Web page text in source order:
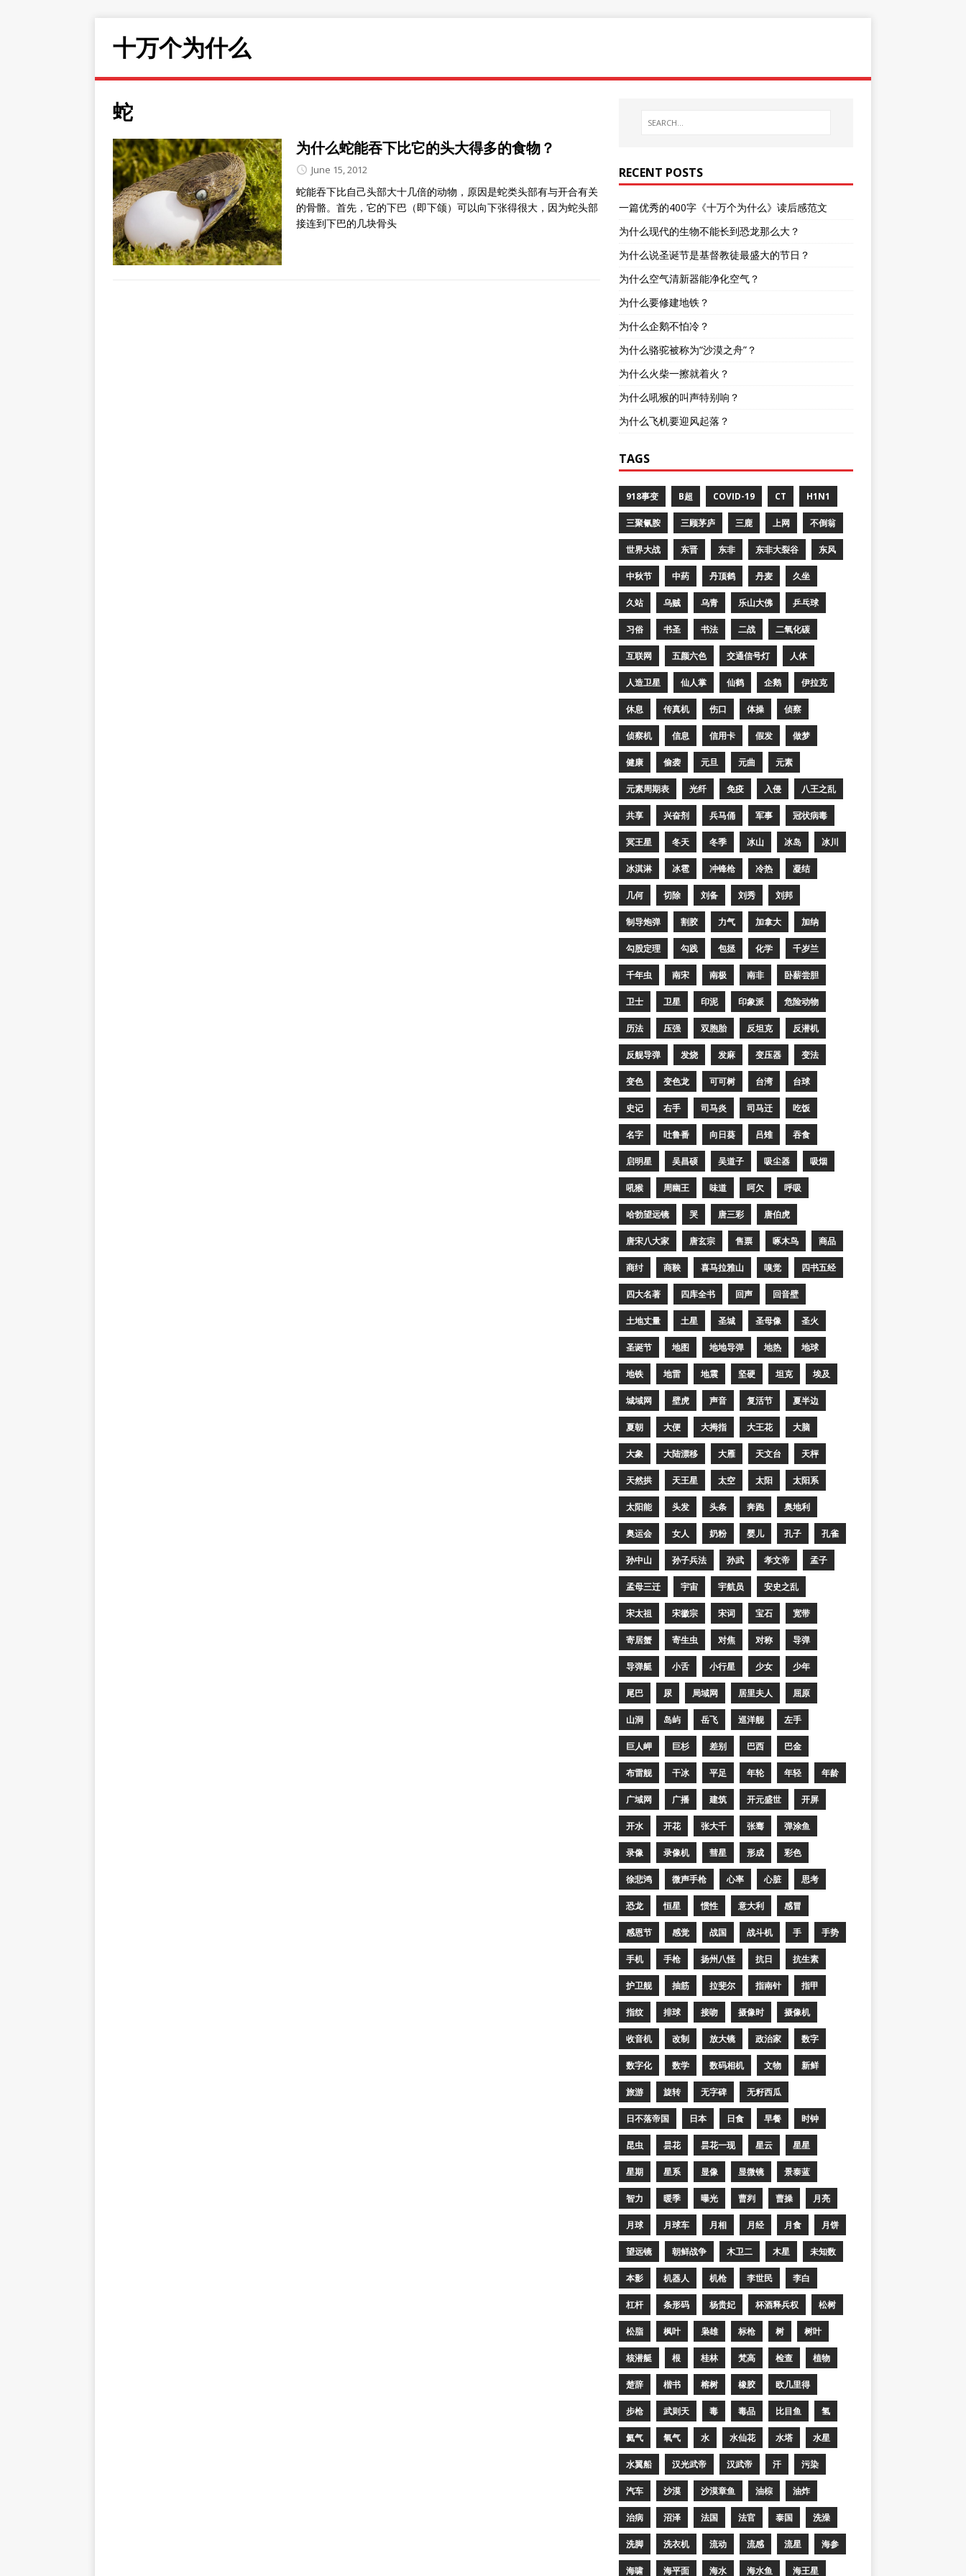
十万个为什么
蛇
为什么蛇能吞下比它的头大得多的食物？
June 15, 2012
蛇能吞下比自己头部大十几倍的动物，原因是蛇类头部有与开合有关
的骨骼。首先，它的下巴（即下颌）可以向下张得很大，因为蛇头部
接连到下巴的几块骨头
RECENT POSTS
一篇优秀的400字《十万个为什么》读后感范文
为什么现代的生物不能长到恐龙那么大？
为什么说圣诞节是基督教徒最盛大的节日？
为什么空气清新器能净化空气？
为什么要修建地铁？
为什么企鹅不怕冷？
为什么骆驼被称为“沙漠之舟”？
为什么火柴一擦就着火？
为什么吼猴的叫声特别响？
为什么飞机要迎风起落？
TAGS
918事变 B超 COVID-19 CT H1N1
三聚氰胺 三顾茅庐 三鹿 上网 不倒翁
世界大战 东晋 东非 东非大裂谷 东风
中秋节 中药 丹顶鹤 丹麦 久坐
久站 乌贼 乌青 乐山大佛 乒乓球
习俗 书圣 书法 二战 二氧化碳
互联网 五颜六色 交通信号灯 人体
人造卫星 仙人掌 仙鹤 企鹅 伊拉克
休息 传真机 伤口 体操 侦察
侦察机 信息 信用卡 假发 做梦
健康 偷袭 元旦 元曲 元素
元素周期表 光纤 免疫 入侵 八王之乱
共享 兴奋剂 兵马俑 军事 冠状病毒
冥王星 冬天 冬季 冰山 冰岛 冰川
冰淇淋 冰雹 冲锋枪 冷热 凝结
几何 切除 刘备 刘秀 刘邦
制导炮弹 割胶 力气 加拿大 加纳
勾股定理 勾践 包拯 化学 千岁兰
千年虫 南宋 南极 南非 卧薪尝胆
卫士 卫星 印泥 印象派 危险动物
历法 压强 双胞胎 反坦克 反潜机
反舰导弹 发烧 发麻 变压器 变法
变色 变色龙 可可树 台湾 台球
史记 右手 司马炎 司马迁 吃饭
名字 吐鲁番 向日葵 吕雉 吞食
启明星 吴昌硕 吴道子 吸尘器 吸烟
吼猴 周幽王 味道 呵欠 呼吸
哈勃望远镜 哭 唐三彩 唐伯虎
唐宋八大家 唐玄宗 售票 啄木鸟 商品
商纣 商鞅 喜马拉雅山 嗅觉 四书五经
四大名著 四库全书 回声 回音壁
土地丈量 土星 圣城 圣母像 圣火
圣诞节 地图 地地导弹 地热 地球
地铁 地雷 地震 坚硬 坦克 埃及
城域网 壁虎 声音 复活节 夏半边
夏朝 大便 大拇指 大王花 大脑
大象 大陆漂移 大雁 天文台 天枰
天然拱 天王星 太空 太阳 太阳系
太阳能 头发 头条 奔跑 奥地利
奥运会 女人 奶粉 婴儿 孔子 孔雀
孙中山 孙子兵法 孙武 孝文帝 孟子
孟母三迁 宇宙 宇航员 安史之乱
宋太祖 宋徽宗 宋词 宝石 宽带
寄居蟹 寄生虫 对焦 对称 导弹
导弹艇 小舌 小行星 少女 少年
尾巴 尿 局域网 居里夫人 屈原
山洞 岛屿 岳飞 巡洋舰 左手
巨人岬 巨杉 差别 巴西 巴金
布雷舰 干冰 平足 年轮 年轻 年龄
广域网 广播 建筑 开元盛世 开屏
开水 开花 张大千 张骞 弹涂鱼
录像 录像机 彗星 形成 彩色
徐悲鸿 微声手枪 心率 心脏 思考
恐龙 恒星 惯性 意大利 感冒
感恩节 感觉 战国 战斗机 手 手势
手机 手枪 扬州八怪 抗日 抗生素
护卫舰 抽筋 拉斐尔 指南针 指甲
指纹 排球 接吻 摄像时 摄像机
收音机 改制 放大镜 政治家 数字
数字化 数学 数码相机 文物 新鲜
旅游 旋转 无字碑 无籽西瓜
日不落帝国 日本 日食 早餐 时钟
昆虫 昙花 昙花一现 星云 星星
星期 星系 显像 显微镜 景泰蓝
智力 暖季 曝光 曹刿 曹操 月亮
月球 月球车 月相 月经 月食 月饼
望远镜 朝鲜战争 木卫二 木星 未知数
本影 机器人 机枪 李世民 李白
杠杆 条形码 杨贵妃 杯酒释兵权 松树
松脂 枫叶 枭雄 标枪 树 树叶
核潜艇 根 桂林 梵高 检查 植物
楚辞 楷书 榕树 橡胶 欧几里得
步枪 武则天 毒 毒品 比目鱼 氢
氦气 氧气 水 水仙花 水塔 水星
水翼船 汉光武帝 汉武帝 汗 污染
汽车 沙漠 沙漠章鱼 油棕 油炸
治病 沼泽 法国 法官 泰国 洗澡
洗脚 洗衣机 流动 流感 流星 海参
海啸 海平面 海水 海水鱼 海王星